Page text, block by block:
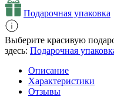
Подарочная упаковка
Выберите красивую
здесь: Подарочная
Описание
Характеристики
Отзывы